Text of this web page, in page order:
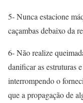
5- Nunca estacione
caçambas debaixo da
6- Não realize
danificar as estruturas
interrompendo o
que a propagação de